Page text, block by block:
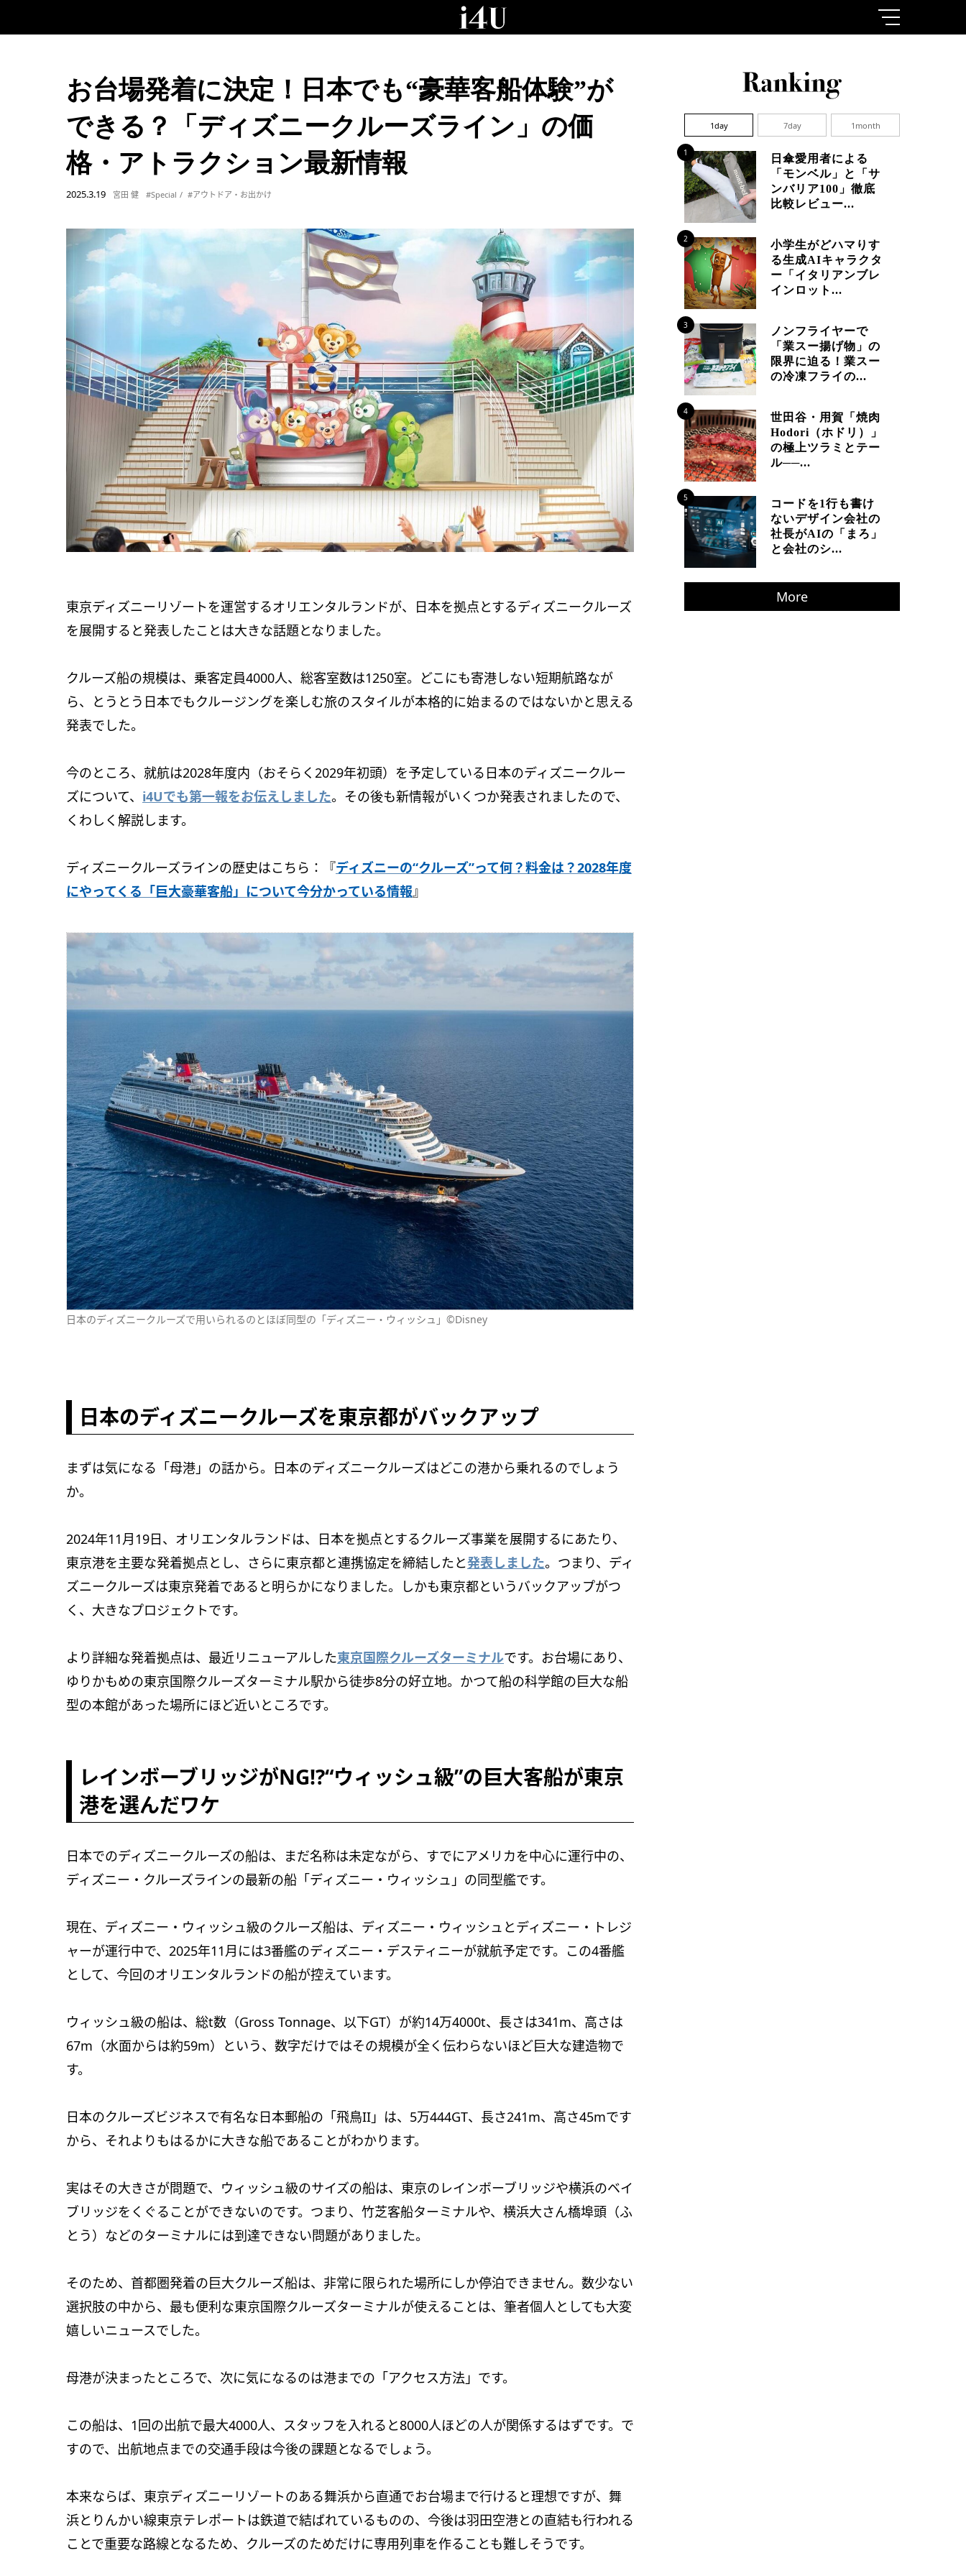
お台場発着に決定！日本でも“豪華客船体験”が
できる？「ディズニークルーズライン」の価
格・アトラクション最新情報
2025.3.19 宮田 健 #Special #アウトドア・お出かけ
東京ディズニーリゾートを運営するオリエンタルランドが、日本を拠点とするディズニークルーズ
を展開すると発表したことは大きな話題となりました。
クルーズ船の規模は、乗客定員4000人、総客室数は1250室。どこにも寄港しない短期航路なが
ら、とうとう日本でもクルージングを楽しむ旅のスタイルが本格的に始まるのではないかと思える
発表でした。
今のところ、就航は2028年度内（おそらく2029年初頭）を予定している日本のディズニークルー
ズについて、 i4Uでも第一報をお伝えしました。その後も新情報がいくつか発表されましたので、
くわしく解説します。
ディズニークルーズラインの歴史はこちら：『ディズニーの“クルーズ”って何？料金は？2028年度
にやってくる「巨大豪華客船」について今分かっている情報』
日本のディズニークルーズで用いられるのとほぼ同型の「ディズニー・ウィッシュ」©Disney
日本のディズニークルーズを東京都がバックアップ
まずは気になる「母港」の話から。日本のディズニークルーズはどこの港から乗れるのでしょう
か。
2024年11月19日、オリエンタルランドは、日本を拠点とするクルーズ事業を展開するにあたり、
東京港を主要な発着拠点とし、さらに東京都と連携協定を締結したと発表しました。つまり、ディ
ズニークルーズは東京発着であると明らかになりました。しかも東京都というバックアップがつ
く、大きなプロジェクトです。
より詳細な発着拠点は、最近リニューアルした東京国際クルーズターミナルです。お台場にあり、
ゆりかもめの東京国際クルーズターミナル駅から徒歩8分の好立地。かつて船の科学館の巨大な船
型の本館があった場所にほど近いところです。
レインボーブリッジがNG⁉“ウィッシュ級”の巨大客船が東京
港を選んだワケ
日本でのディズニークルーズの船は、まだ名称は未定ながら、すでにアメリカを中心に運行中の、
ディズニー・クルーズラインの最新の船「ディズニー・ウィッシュ」の同型艦です。
現在、ディズニー・ウィッシュ級のクルーズ船は、ディズニー・ウィッシュとディズニー・トレジ
ャーが運行中で、2025年11月には3番艦のディズニー・デスティニーが就航予定です。この4番艦
として、今回のオリエンタルランドの船が控えています。
ウィッシュ級の船は、総t数（Gross Tonnage、以下GT）が約14万4000t、長さは341m、高さは
67m（水面からは約59m）という、数字だけではその規模が全く伝わらないほど巨大な建造物で
す。
日本のクルーズビジネスで有名な日本郵船の「飛鳥II」は、5万444GT、長さ241m、高さ45mです
から、それよりもはるかに大きな船であることがわかります。
実はその大きさが問題で、ウィッシュ級のサイズの船は、東京のレインボーブリッジや横浜のベイ
ブリッジをくぐることができないのです。つまり、竹芝客船ターミナルや、横浜大さん橋埠頭（ふ
とう）などのターミナルには到達できない問題がありました。
そのため、首都圏発着の巨大クルーズ船は、非常に限られた場所にしか停泊できません。数少ない
選択肢の中から、最も便利な東京国際クルーズターミナルが使えることは、筆者個人としても大変
嬉しいニュースでした。
母港が決まったところで、次に気になるのは港までの「アクセス方法」です。
この船は、1回の出航で最大4000人、スタッフを入れると8000人ほどの人が関係するはずです。で
すので、出航地点までの交通手段は今後の課題となるでしょう。
本来ならば、東京ディズニーリゾートのある舞浜から直通でお台場まで行けると理想ですが、舞
浜とりんかい線東京テレポートは鉄道で結ばれているものの、今後は羽田空港との直結も行われる
ことで重要な路線となるため、クルーズのためだけに専用列車を作ることも難しそうです。
1day 7day 1month
1
日傘愛用者による
「モンベル」と「サ
ンバリア100」徹底
比較レビュー...
2
小学生がどハマりす
る生成AIキャラクタ
ー「イタリアンブレ
インロット...
3
ノンフライヤーで
「業スー揚げ物」の
限界に迫る！業スー
の冷凍フライの...
4
世田谷・用賀「焼肉
Hodori（ホドリ）」
の極上ツラミとテー
ル──...
5
コードを1行も書け
ないデザイン会社の
社長がAIの「まろ」
と会社のシ...
More